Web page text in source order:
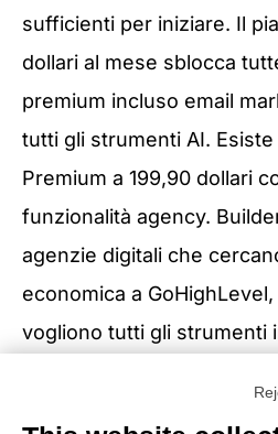
sufficienti per iniziare. Il
dollari al mese sblocca
premium incluso email
tutti gli strumenti AI.
Premium a 199,90 dollari
funzionalità agency.
agenzie digitali che
economica a
vogliono tutti gli strumenti